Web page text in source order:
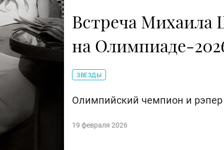
Встреча Михаила
на Олимпиаде-
ЗВЕЗДЫ
Олимпийский чемпион и
19 февраля 2026